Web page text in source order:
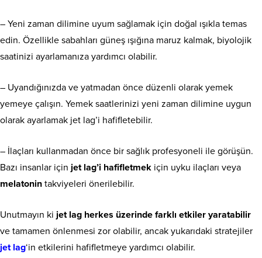
– Yeni zaman dilimine uyum sağlamak için doğal ışıkla temas
edin. Özellikle sabahları güneş ışığına maruz kalmak, biyolojik
saatinizi ayarlamanıza yardımcı olabilir.
– Uyandığınızda ve yatmadan önce düzenli olarak yemek
yemeye çalışın. Yemek saatlerinizi yeni zaman dilimine uygun
olarak ayarlamak jet lag’i hafifletebilir.
– İlaçları kullanmadan önce bir sağlık profesyoneli ile görüşün.
Bazı insanlar için jet lag’i hafifletmek için uyku ilaçları veya
melatonin takviyeleri önerilebilir.
Unutmayın ki jet lag herkes üzerinde farklı etkiler yaratabilir
ve tamamen önlenmesi zor olabilir, ancak yukarıdaki stratejiler
jet lag‘in etkilerini hafifletmeye yardımcı olabilir.